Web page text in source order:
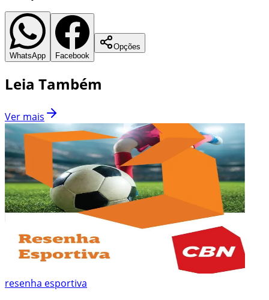
WhatsApp Facebook
Opções
Leia Também
Ver mais
resenha esportiva